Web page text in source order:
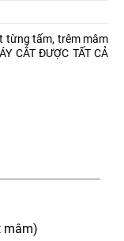
từng tấm, trêm mâm
CẮT ĐƯỢC TẤT CẢ
mâm)